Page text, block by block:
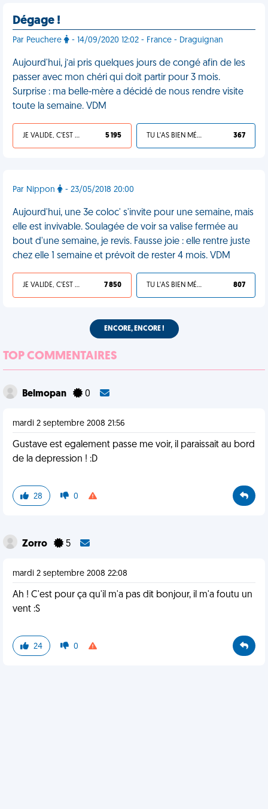
Dégage !
Par Peuchere - 14/09/2020 12:02 - France - Draguignan
Aujourd'hui, j’ai pris quelques jours de congé afin de les
passer avec mon chéri qui doit partir pour 3 mois.
Surprise : ma belle-mère a décidé de nous rendre visite
toute la semaine. VDM
JE VALIDE, C'EST UNE VDM 5 195 TU L'AS BIEN MÉRITÉ 367
Par Nippon - 23/05/2018 20:00
Aujourd'hui, une 3e coloc' s'invite pour une semaine, mais
elle est invivable. Soulagée de voir sa valise fermée au
bout d'une semaine, je revis. Fausse joie : elle rentre juste
chez elle 1 semaine et prévoit de rester 4 mois. VDM
JE VALIDE, C'EST UNE VDM 7 850 TU L'AS BIEN MÉRITÉ 807
ENCORE, ENCORE !
TOP COMMENTAIRES
Belmopan 0
mardi 2 septembre 2008 21:56
Gustave est egalement passe me voir, il paraissait au bord
de la depression ! :D
28 0
Zorro 5
mardi 2 septembre 2008 22:08
Ah ! C'est pour ça qu'il m'a pas dit bonjour, il m'a foutu un
vent :S
24 0